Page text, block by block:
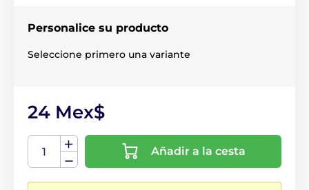
Personalice su producto
Seleccione primero una variante
24 Mex$
Añadir a la cesta